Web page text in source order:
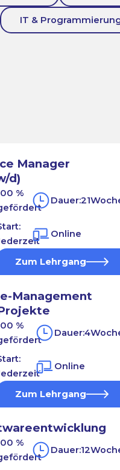
IT &
Manager
d)
%
Dauer:21
Online
Zum Lehrgang
Management
%
Dauer:4
Online
Zum Lehrgang
%
Dauer:12